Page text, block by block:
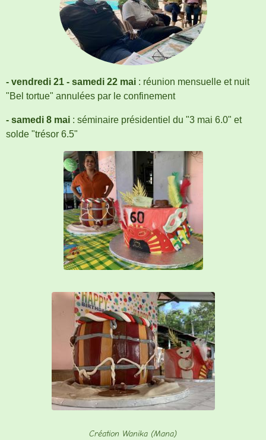
- vendredi 21 - samedi 22 mai : réunion mensuelle et nuit
"Bel tortue" annulées par le confinement
- samedi 8 mai : séminaire présidentiel du "3 mai 6.0" et
solde "trésor 6.5"
Création Wanika (Mana)